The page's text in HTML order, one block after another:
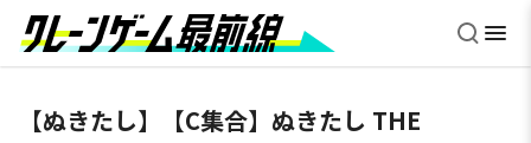
【ぬきたし】【C集合】ぬきたし THE